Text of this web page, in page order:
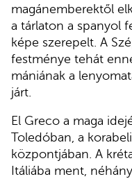
magánemberektől
a tárlaton a spanyol
képe szerepelt. A
festménye tehát
mániának a
járt.
El Greco a maga
Toledóban, a
központjában. A
Itáliába ment,